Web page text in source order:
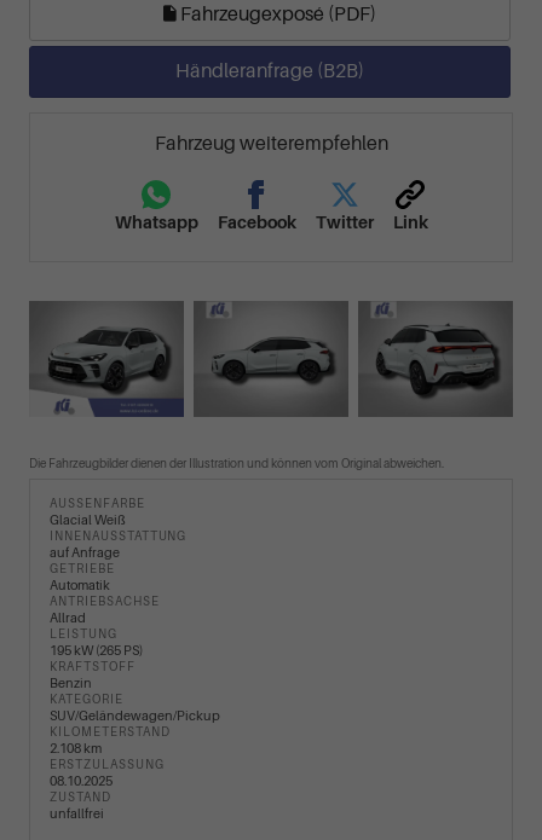
Fahrzeugexposé (PDF)
Händleranfrage (B2B)
Fahrzeug weiterempfehlen
Whatsapp Facebook Twitter Link
Die Fahrzeugbilder dienen der Illustration und können vom Original abweichen.
AUSSENFARBE
Glacial Weiß
INNENAUSSTATTUNG
auf Anfrage
GETRIEBE
Automatik
ANTRIEBSACHSE
Allrad
LEISTUNG
195 kW (265 PS)
KRAFTSTOFF
Benzin
KATEGORIE
SUV/Geländewagen/Pickup
KILOMETERSTAND
2.108 km
ERSTZULASSUNG
08.10.2025
ZUSTAND
unfallfrei